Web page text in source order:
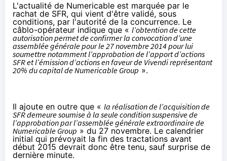
L'actualité de Numericable est marquée par le
rachat de SFR, qui vient d'être validé, sous
conditions, par l'autorité de la concurrence. Le
câblo-opérateur indique que « l’obtention de cette
autorisation permet de confirmer la convocation d’une
assemblée générale pour le 27 novembre 2014 pour lui
soumettre notamment l’approbation de l’apport d’actions
SFRet l’émission d’actions en faveur de Vivendi représentant
20% du capital deNumericable Group ».
Il ajoute en outre que « la réalisation de l’acquisition de
SFRdemeure soumise à la seule condition suspensive de
l’approbation par l’assemblée générale extraordinaire de
Numericable Group » du 27 novembre. Le calendrier
initial qui prévoyait la fin des tractations avant
début 2015 devrait donc être tenu, sauf surprise de
dernière minute.